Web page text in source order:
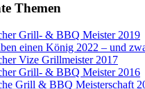
Themen
Grill- & BBQ Meister 2019
einen König 2022 – und
Vize Grillmeister 2017
Grill- & BBQ Meister 2016
Grill & BBQ Meisterschaft